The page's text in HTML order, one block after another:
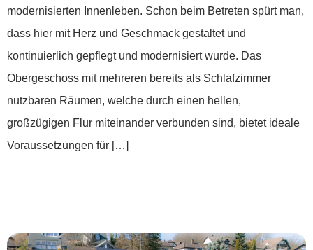
modernisierten Innenleben. Schon beim Betreten spürt man,
dass hier mit Herz und Geschmack gestaltet und
kontinuierlich gepflegt und modernisiert wurde. Das
Obergeschoss mit mehreren bereits als Schlafzimmer
nutzbaren Räumen, welche durch einen hellen,
großzügigen Flur miteinander verbunden sind, bietet ideale
Voraussetzungen für […]